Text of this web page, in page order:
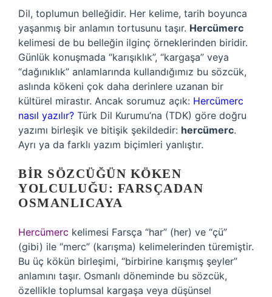
Dil, toplumun belleğidir. Her kelime, tarih boyunca
yaşanmış bir anlamın tortusunu taşır. Hercümerc
kelimesi de bu belleğin ilginç örneklerinden biridir.
Günlük konuşmada “karışıklık”, “kargaşa” veya
“dağınıklık” anlamlarında kullandığımız bu sözcük,
aslında kökeni çok daha derinlere uzanan bir
kültürel mirastır. Ancak sorumuz açık: Hercümerc
nasıl yazılır? Türk Dil Kurumu’na (TDK) göre doğru
yazımı birleşik ve bitişik şekildedir: hercümerc.
Ayrı ya da farklı yazım biçimleri yanlıştır.
BIR SÖZCÜĞÜN KÖKEN
YOLCULUĞU: FARSÇADAN
OSMANLICAYA
Hercümerc kelimesi Farsça “har” (her) ve “çü”
(gibi) ile “merc” (karışma) kelimelerinden türemiştir.
Bu üç kökün birleşimi, “birbirine karışmış şeyler”
anlamını taşır. Osmanlı döneminde bu sözcük,
özellikle toplumsal kargaşa veya düşünsel